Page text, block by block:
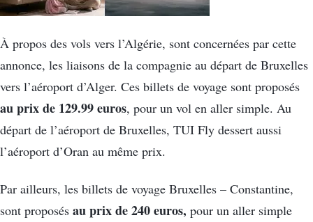
À propos des vols vers l’Algérie, sont concernées par cette
annonce, les liaisons de la compagnie au départ de Bruxelles
vers l’aéroport d’Alger. Ces billets de voyage sont proposés
au prix de 129.99 euros, pour un vol en aller simple. Au
départ de l’aéroport de Bruxelles, TUI Fly dessert aussi
l’aéroport d’Oran au même prix.
Par ailleurs, les billets de voyage Bruxelles – Constantine,
sont proposés au prix de 240 euros, pour un aller simple